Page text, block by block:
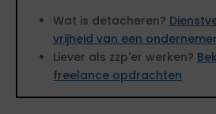
Wat is detacheren?
vrijheid van een ondernemer
Liever als zzp'er werken?
freelance opdrachten